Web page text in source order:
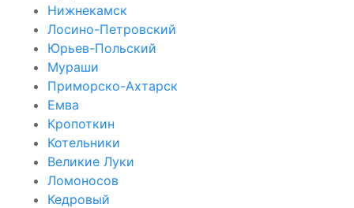
Нижнекамск
Лосино-Петровский
Юрьев-Польский
Мураши
Приморско-Ахтарск
Емва
Кропоткин
Котельники
Великие Луки
Ломоносов
Кедровый